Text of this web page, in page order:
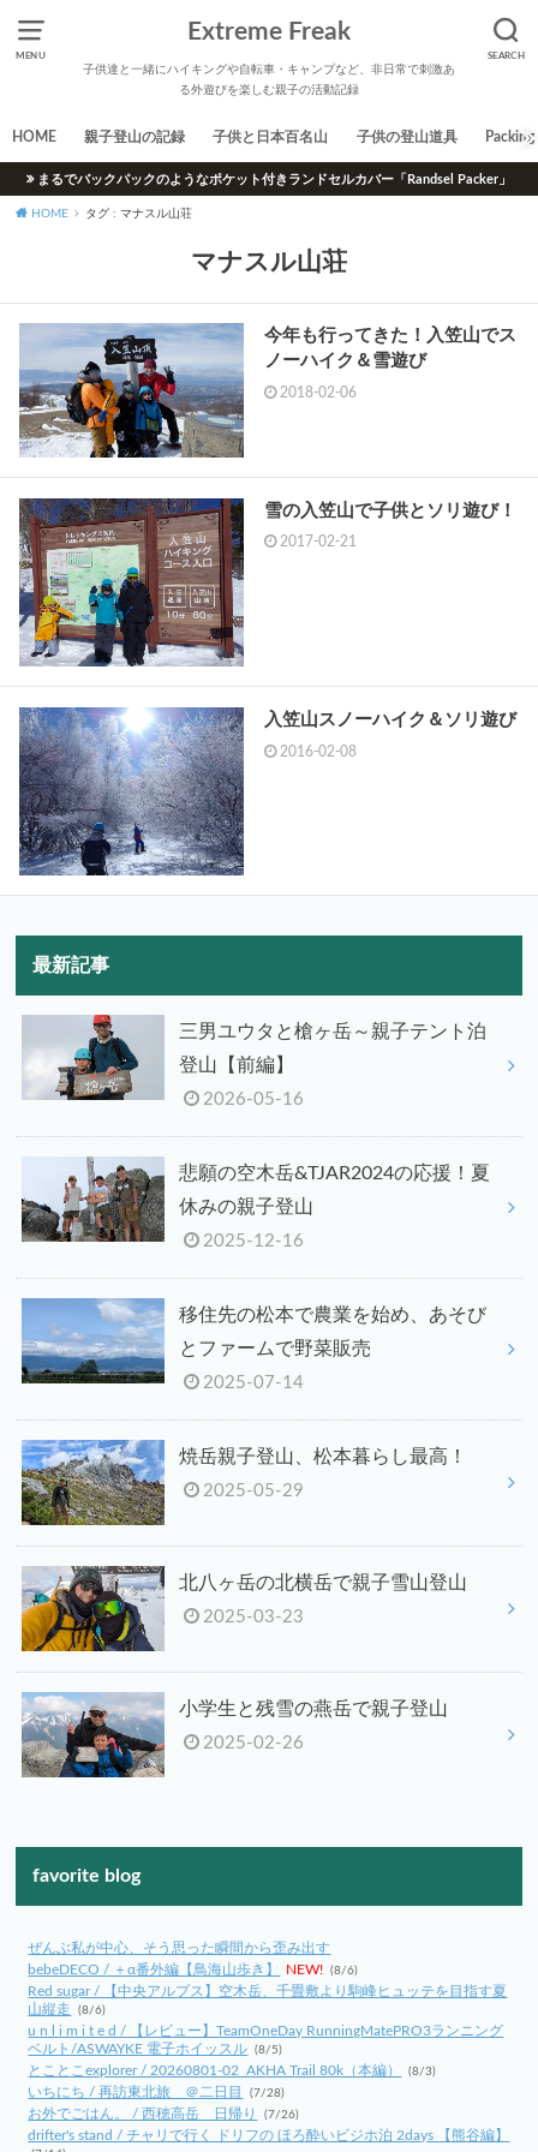
MENU SEARCH
Extreme Freak
子供達と一緒にハイキングや自転車・キャンプなど、非日常で刺激あ
る外遊びを楽しむ親子の活動記録
HOME 親子登山の記録 子供と日本百名山 子供の登山道具 Packing
まるでバックパックのようなポケット付きランドセルカバー「Randsel Packer」
HOME タグ : マナスル山荘
マナスル山荘
今年も行ってきた！入笠山でス
ノーハイク＆雪遊び
2018-02-06
雪の入笠山で子供とソリ遊び！
2017-02-21
入笠山スノーハイク＆ソリ遊び
2016-02-08
最新記事
三男ユウタと槍ヶ岳～親子テント泊
登山【前編】
2026-05-16
悲願の空木岳&TJAR2024の応援！夏
休みの親子登山
2025-12-16
移住先の松本で農業を始め、あそび
とファームで野菜販売
2025-07-14
焼岳親子登山、松本暮らし最高！
2025-05-29
北八ヶ岳の北横岳で親子雪山登山
2025-03-23
小学生と残雪の燕岳で親子登山
2025-02-26
favorite blog
ぜんぶ私が中心、そう思った瞬間から歪み出す
bebeDECO / ＋α番外編【鳥海山歩き】
NEW! (8/6)
Red sugar / 【中央アルプス】空木岳、千畳敷より駒峰ヒュッテを目指す夏
山縦走
(8/6)
u n l i m i t e d / 【レビュー】TeamOneDay RunningMatePRO3ランニング
ベルト/ASWAYKE 電子ホイッスル (8/5)
とことこexplorer / 20260801-02_AKHA Trail 80k（本編） (8/3)
いちにち / 再訪東北旅 ＠二日目 (7/28)
お外でごはん。 / 西穂高岳 日帰り (7/26)
drifter's stand / チャリで行く ドリフの ほろ酔いビジホ泊 2days 【熊谷編】